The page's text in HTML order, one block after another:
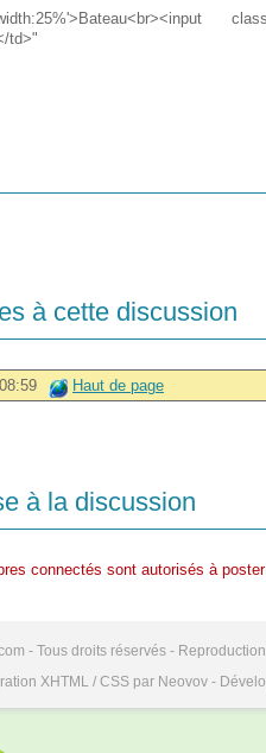
td>"
à cette discussion
Haut de page
à la discussion
connectés sont autorisés à
- Tous droits réservés -
XHTML / CSS par Neovov -